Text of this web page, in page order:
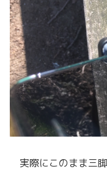
実際にこのまま三